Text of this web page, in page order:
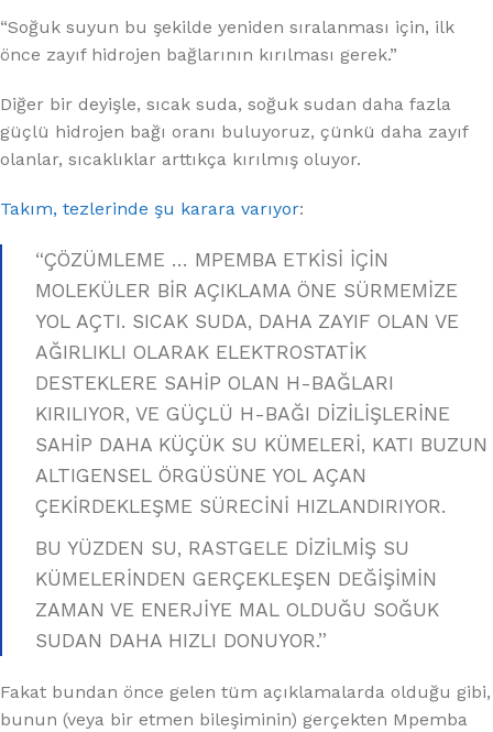
“Soğuk suyun bu şekilde yeniden sıralanması için, ilk
önce zayıf hidrojen bağlarının kırılması gerek.”
Diğer bir deyişle, sıcak suda, soğuk sudan daha fazla
güçlü hidrojen bağı oranı buluyoruz, çünkü daha zayıf
olanlar, sıcaklıklar arttıkça kırılmış oluyor.
Takım, tezlerinde şu karara varıyor:
“ÇÖZÜMLEME … MPEMBA ETKİSİ İÇİN
MOLEKÜLER BİR AÇIKLAMA ÖNE SÜRMEMİZE
YOL AÇTI. SICAK SUDA, DAHA ZAYIF OLAN VE
AĞIRLIKLI OLARAK ELEKTROSTATİK
DESTEKLERE SAHİP OLAN H-BAĞLARI
KIRILIYOR, VE GÜÇLÜ H-BAĞI DİZİLİŞLERİNE
SAHİP DAHA KÜÇÜK SU KÜMELERİ, KATI BUZUN
ALTIGENSEL ÖRGÜSÜNE YOL AÇAN
ÇEKİRDEKLEŞME SÜRECİNİ HIZLANDIRIYOR.
BU YÜZDEN SU, RASTGELE DİZİLMİŞ SU
KÜMELERİNDEN GERÇEKLEŞEN DEĞİŞİMİN
ZAMAN VE ENERJİYE MAL OLDUĞU SOĞUK
SUDAN DAHA HIZLI DONUYOR.”
Fakat bundan önce gelen tüm açıklamalarda olduğu gibi,
bunun (veya bir etmen bileşiminin) gerçekten Mpemba